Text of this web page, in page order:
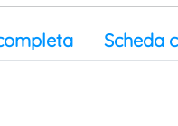
Scheda